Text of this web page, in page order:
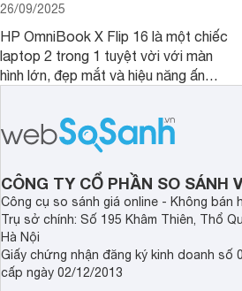
26/09/2025
HP OmniBook X Flip 16 là một chiếc
laptop 2 trong 1 tuyệt vời với màn
hình lớn, đẹp mắt và hiệu năng ấn
mức giá vô cùng hấp dẫn, biến nó trở
thành một lựa chọn “đáng đồng tiền
bát gạo” trên thị trường.
CÔNG TY CỔ PHẦN SO SÁNH
Công cụ so sánh giá online - Không bán
Trụ sở chính: Số 195 Khâm Thiên, Thổ
Hà Nội
Giấy chứng nhận đăng ký kinh doanh số
cấp ngày 02/12/2013